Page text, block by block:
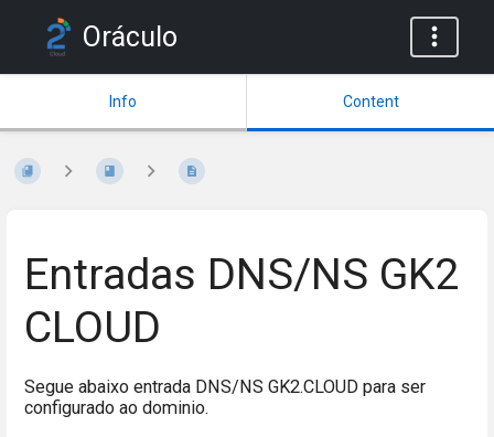
Oráculo
Info Content
Entradas DNS/NS GK2
CLOUD
Segue abaixo entrada DNS/NS GK2.CLOUD para ser
configurado ao dominio.